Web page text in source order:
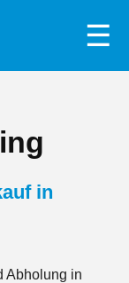
☰
in
Abholung in